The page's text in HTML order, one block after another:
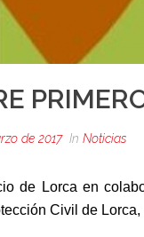
de 2017 In Noticias
de Lorca en
Civil de